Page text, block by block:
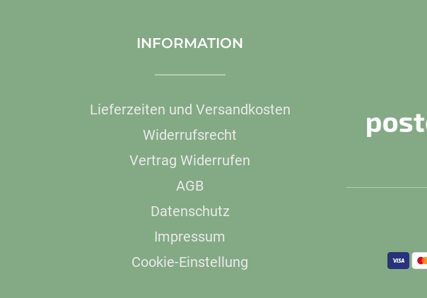
INFORMATION
Lieferzeiten und Versandkosten
Widerrufsrecht
Vertrag Widerrufen
AGB
Datenschutz
Impressum
Cookie-Einstellung